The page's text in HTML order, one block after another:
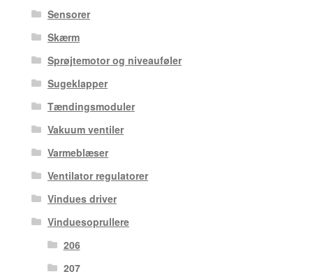
Sensorer
Skærm
Sprøjtemotor og niveauføler
Sugeklapper
Tændingsmoduler
Vakuum ventiler
Varmeblæser
Ventilator regulatorer
Vindues driver
Vinduesoprullere
206
207